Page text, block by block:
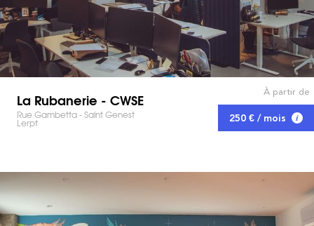
La Rubanerie - CWSE
Rue Gambetta - Saint Genest
Lerpt
À partir de
250 € / mois